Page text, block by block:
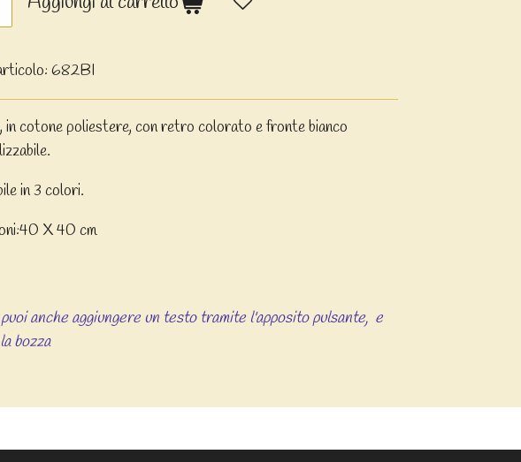
682BI
in cotone poliestere, con retro colorato e fronte bianco
in 3 colori.
X 40 cm
anche aggiungere un testo tramite l'apposito pulsante, e
bozza